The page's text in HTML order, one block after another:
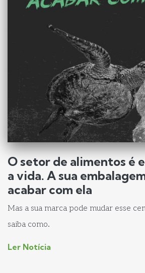
O setor de alimentos é
a vida. A sua
acabar com ela
Mas a sua marca pode mudar esse
saiba como.
Ler Notícia